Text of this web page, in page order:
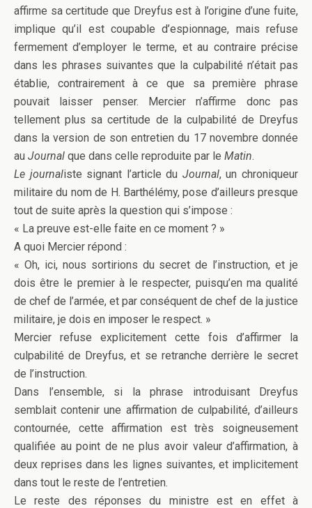
affirme sa certitude que Dreyfus est à l’origine d’une fuite,
implique qu’il est coupable d’espionnage, mais refuse
fermement d’employer le terme, et au contraire précise
dans les phrases suivantes que la culpabilité n’était pas
établie, contrairement à ce que sa première phrase
pouvait laisser penser. Mercier n’affirme donc pas
tellement plus sa certitude de la culpabilité de Dreyfus
dans la version de son entretien du 17 novembre donnée
au Journal que dans celle reproduite par le Matin.
Le journaliste signant l’article du Journal, un chroniqueur
militaire du nom de H. Barthélémy, pose d’ailleurs presque
tout de suite après la question qui s’impose :
« La preuve est-elle faite en ce moment ? »
A quoi Mercier répond :
« Oh, ici, nous sortirions du secret de l’instruction, et je
dois être le premier à le respecter, puisqu’en ma qualité
de chef de l’armée, et par conséquent de chef de la justice
militaire, je dois en imposer le respect. »
Mercier refuse explicitement cette fois d’affirmer la
culpabilité de Dreyfus, et se retranche derrière le secret
de l’instruction.
Dans l’ensemble, si la phrase introduisant Dreyfus
semblait contenir une affirmation de culpabilité, d’ailleurs
contournée, cette affirmation est très soigneusement
qualifiée au point de ne plus avoir valeur d’affirmation, à
deux reprises dans les lignes suivantes, et implicitement
dans tout le reste de l’entretien.
Le reste des réponses du ministre est en effet à